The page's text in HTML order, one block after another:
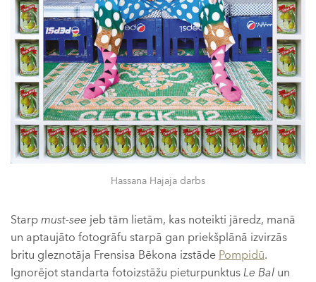
Hassana Hajaja darbs
Starpmust-see jeb tām lietām, kas noteikti jāredz, manā
un aptaujāto fotogrāfu starpā gan priekšplānā izvirzās
britu gleznotāja Frensisa Bēkona izstādePompidū.
Ignorējot standarta fotoizstāžu pieturpunktusLe Bal un